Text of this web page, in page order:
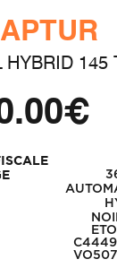
HYBRID 145